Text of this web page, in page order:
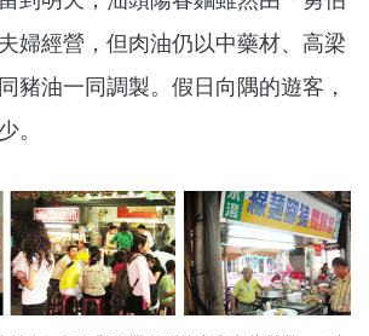
婦經營，但肉油仍以中藥材、高梁
豬油一同調製。假日向隅的遊客，
。